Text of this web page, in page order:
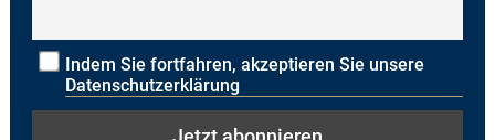
Indem Sie fortfahren, akzeptieren Sie unsere
Datenschutzerklärung